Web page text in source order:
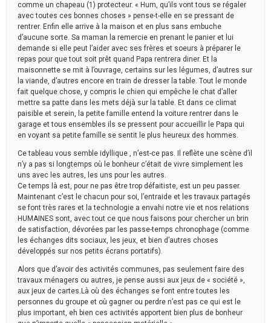
comme un chapeau (1) protecteur. « Hum, qu’ils vont tous se régaler
avec toutes ces bonnes choses » pense-t-elle en se pressant de
rentrer. Enfin elle arrive à la maison et en plus sans embuche
d’aucune sorte. Sa maman la remercie en prenant le panier et lui
demande si elle peut l’aider avec ses frères et soeurs à préparer le
repas pour que tout soit prêt quand Papa rentrera diner. Et la
maisonnette se mit à l’ouvrage, certains sur les légumes, d’autres sur
la viande, d’autres encore en train de dresser la table. Tout le monde
fait quelque chose, y compris le chien qui empêche le chat d’aller
mettre sa patte dans les mets déjà sur la table. Et dans ce climat
paisible et serein, la petite famille entend la voiture rentrer dans le
garage et tous ensembles ils se pressent pour accueillir le Papa qui
en voyant sa petite famille se sentit le plus heureux des hommes.
Ce tableau vous semble idyllique , n’est-ce pas. Il reflète une scène d’il
n’y a pas si longtemps où le bonheur c’était de vivre simplement les
uns avec les autres, les uns pour les autres.
Ce temps là est, pour ne pas être trop défaitiste, est un peu passer.
Maintenant c’est le chacun pour soi, l’entraide et les travaux partagés
se font très rares et la technologie a envahi notre vie et nos relations
HUMAINES sont, avec tout ce que nous faisons pour chercher un brin
de satisfaction, dévorées par les passe-temps chronophage (comme
les échanges dits sociaux, les jeux, et bien d’autres choses
développés sur nos petits écrans portatifs).
Alors que d’avoir des activités communes, pas seulement faire des
travaux ménagers ou autres, je pense aussi aux jeux de « société »,
aux jeux de cartes.Là où des échanges se font entre toutes les
personnes du groupe et où gagner ou perdre n’est pas ce qui est le
plus important, eh bien ces activités apportent bien plus de bonheur